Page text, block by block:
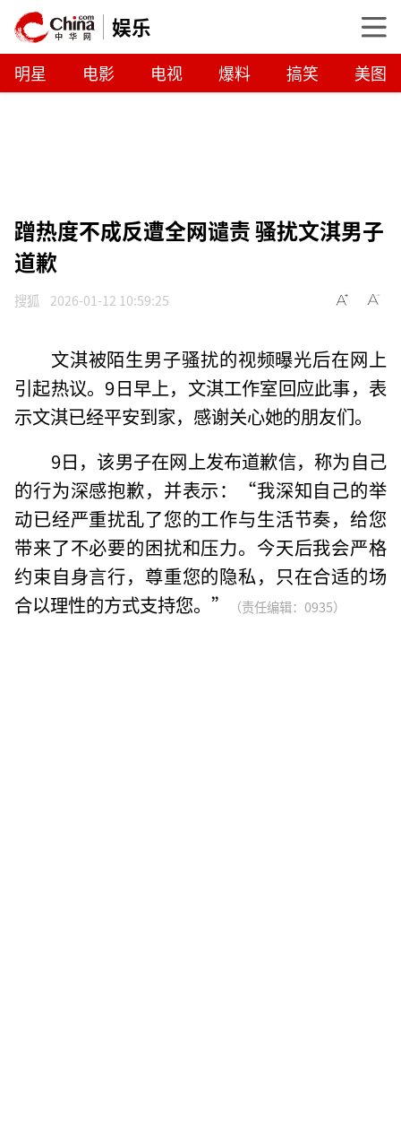
娱乐
明星 电影 电视 爆料 搞笑 美图
蹭热度不成反遭全网谴责 骚扰文淇男子
道歉
搜狐 2026-01-12 10:59:25
文淇被陌生男子骚扰的视频曝光后在网上
引起热议。9日早上，文淇工作室回应此事，表
示文淇已经平安到家，感谢关心她的朋友们。
9日，该男子在网上发布道歉信，称为自己
的行为深感抱歉，并表示：“我深知自己的举
动已经严重扰乱了您的工作与生活节奏，给您
带来了不必要的困扰和压力。今天后我会严格
约束自身言行，尊重您的隐私，只在合适的场
合以理性的方式支持您。”
（责任编辑：0935）